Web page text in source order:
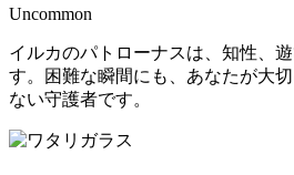
Uncommon
イルカのパトローナスは、知性、
す。困難な瞬間にも、あなたが大
ない守護者です。